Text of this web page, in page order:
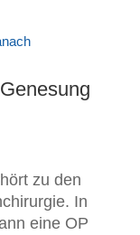
zu den
In
eine OP